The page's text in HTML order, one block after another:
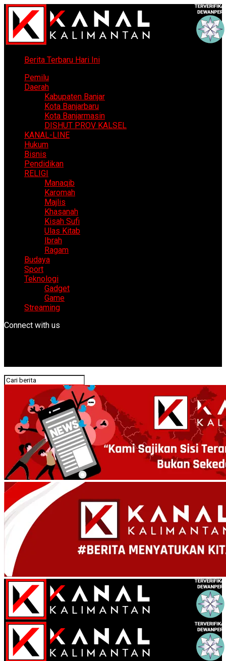
Berita Terbaru Hari Ini
Pemilu
Daerah
Kabupaten Banjar
Kota Banjarbaru
Kota Banjarmasin
DISHUT PROV KALSEL
KANAL-LINE
Hukum
Bisnis
Pendidikan
RELIGI
Manaqib
Karomah
Majlis
Khasanah
Kisah Sufi
Ulas Kitab
Ibrah
Ragam
Budaya
Sport
Teknologi
Gadget
Game
Streaming
Connect with us